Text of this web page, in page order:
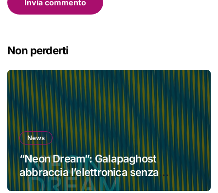
Non perderti
News
“Neon Dream”: Galapaghost
abbraccia l’elettronica senza
perdere la propria identità